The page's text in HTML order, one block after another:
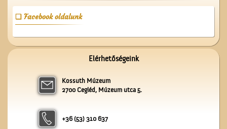
A ceglédi vasútállomás
Facebook oldalunk
Elérhetőségeink
Kossuth Múzeum
2700 Cegléd, Múzeum utca 5.
+36 (53) 310 637